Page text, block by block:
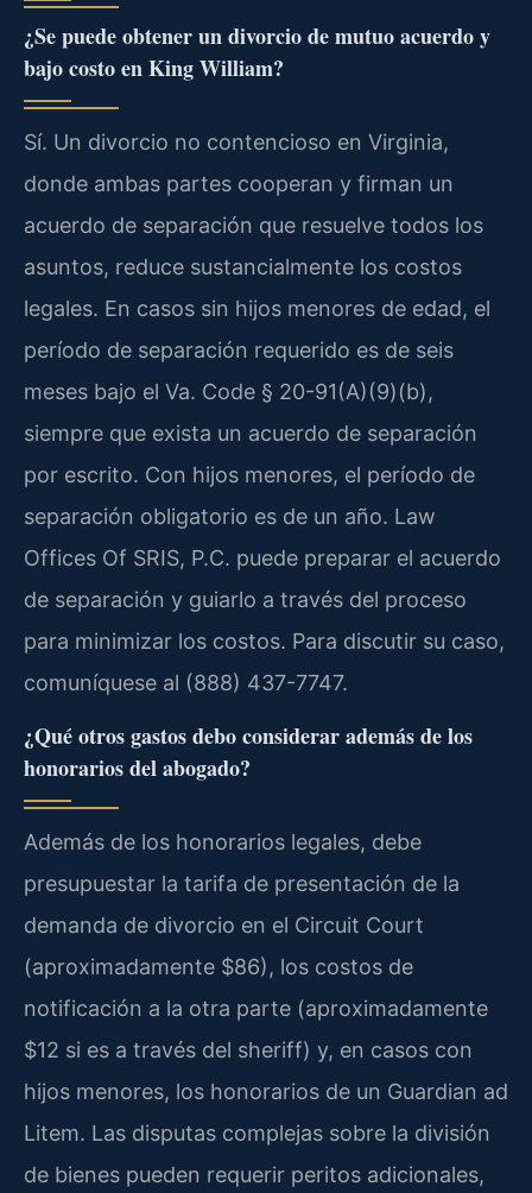
¿Se puede obtener un divorcio de mutuo acuerdo y
bajo costo en King William?
Sí. Un divorcio no contencioso en Virginia,
donde ambas partes cooperan y firman un
acuerdo de separación que resuelve todos los
asuntos, reduce sustancialmente los costos
legales. En casos sin hijos menores de edad, el
período de separación requerido es de seis
meses bajo el Va. Code § 20-91(A)(9)(b),
siempre que exista un acuerdo de separación
por escrito. Con hijos menores, el período de
separación obligatorio es de un año. Law
Offices Of SRIS, P.C. puede preparar el acuerdo
de separación y guiarlo a través del proceso
para minimizar los costos. Para discutir su caso,
comuníquese al (888) 437-7747.
¿Qué otros gastos debo considerar además de los
honorarios del abogado?
Además de los honorarios legales, debe
presupuestar la tarifa de presentación de la
demanda de divorcio en el Circuit Court
(aproximadamente $86), los costos de
notificación a la otra parte (aproximadamente
$12 si es a través del sheriff) y, en casos con
hijos menores, los honorarios de un Guardian ad
Litem. Las disputas complejas sobre la división
de bienes pueden requerir peritos adicionales,